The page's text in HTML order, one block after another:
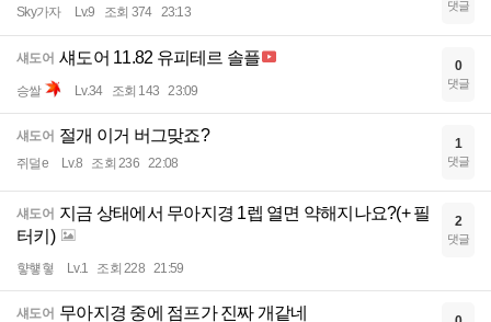
Sky가자 Lv.9 조회 374 23:13 댓글
섀도어 섀도어 11.82 유피테르 솔플
승쌀 Lv.34 조회 143 23:09
0
댓글
섀도어 절개 이거 버그맞죠?
쥐덜e Lv.8 조회 236 22:08
1
댓글
섀도어 지금 상태에서 무아지경 1렙 열면 약해지나요?(+ 필
터키)
햫헇혛 Lv.1 조회 228 21:59
2
댓글
섀도어 무아지경 중에 점프가 진짜 개같네